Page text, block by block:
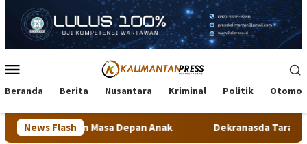
konten
Mobile
Beranda Berita Nusantara Kriminal Politik
News Flash
Anak Dekranasda Tarakan Matangkan Persiapan